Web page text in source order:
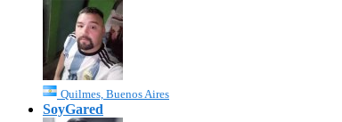
Quilmes, Buenos Aires
SoyGared